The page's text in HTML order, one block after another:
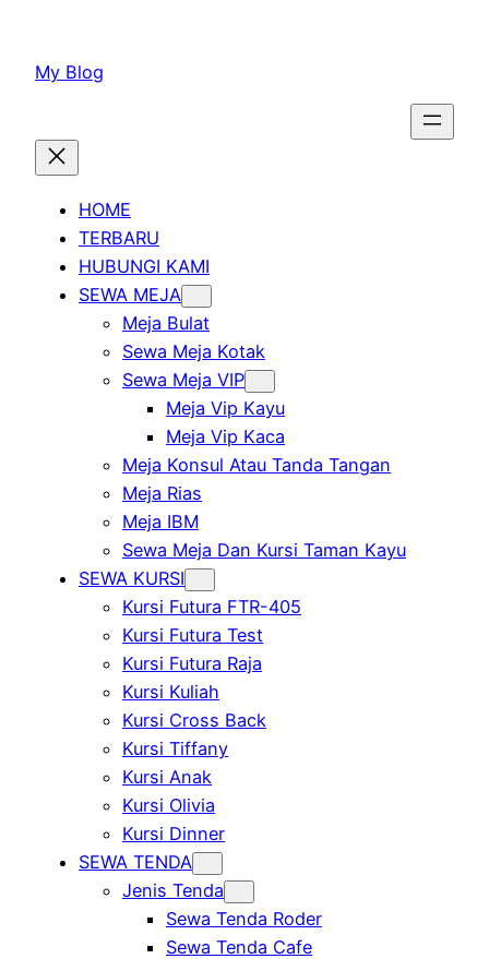
konten
My Blog
HOME
TERBARU
HUBUNGI KAMI
SEWA MEJA
Meja Bulat
Sewa Meja Kotak
Sewa Meja VIP
Meja Vip Kayu
Meja Vip Kaca
Meja Konsul Atau Tanda Tangan
Meja Rias
Meja IBM
Sewa Meja Dan Kursi Taman Kayu
SEWA KURSI
Kursi Futura FTR-405
Kursi Futura Test
Kursi Futura Raja
Kursi Kuliah
Kursi Cross Back
Kursi Tiffany
Kursi Anak
Kursi Olivia
Kursi Dinner
SEWA TENDA
Jenis Tenda
Sewa Tenda Roder
Sewa Tenda Cafe